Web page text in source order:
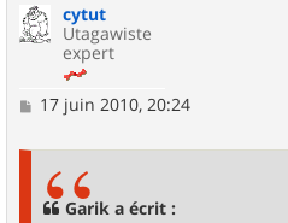
cytut
Utagawiste
expert
M17 juin 2010, 20:24
Garik a écrit :